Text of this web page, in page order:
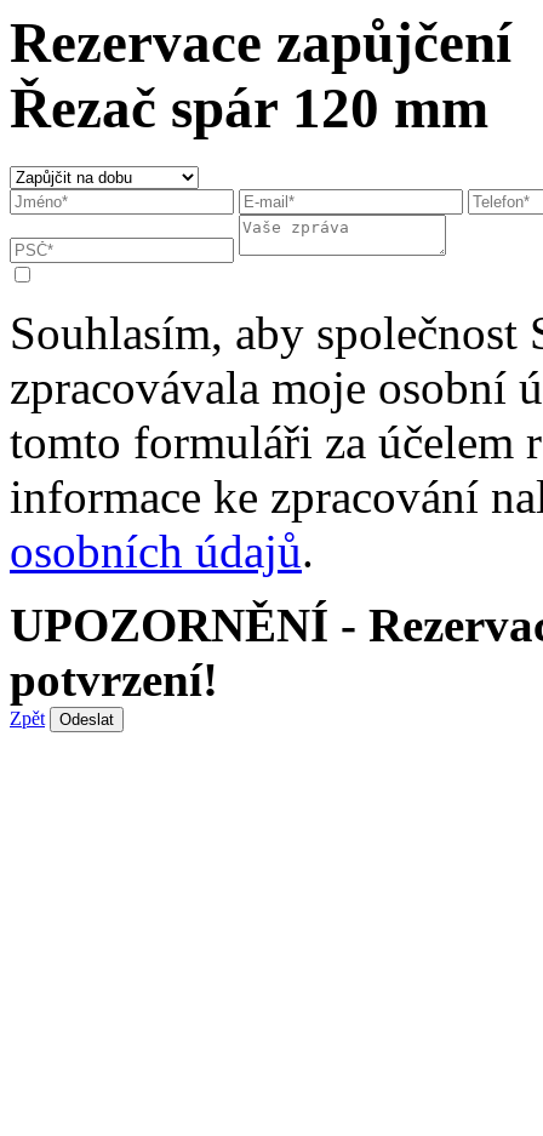
Rezervace zapůjčení
Řezač spár 120 mm
Souhlasím, aby společnost
zpracovávala moje osobní
tomto formuláři za účelem
informace ke zpracování
osobních údajů.
UPOZORNĚNÍ -
potvrzení!
Zpět Odeslat